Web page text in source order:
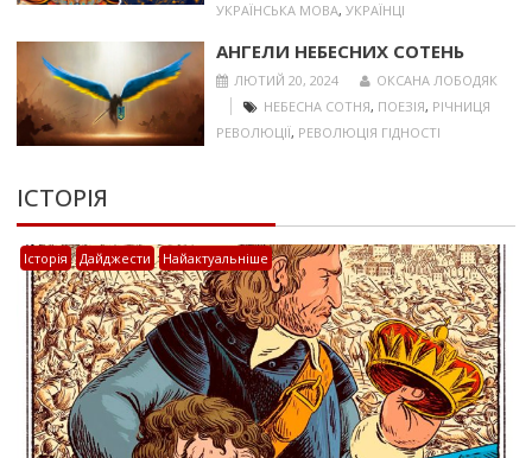
УКРАЇНСЬКА МОВА, УКРАЇНЦІ
АНГЕЛИ НЕБЕСНИХ СОТЕНЬ
ЛЮТИЙ 20, 2024
ОКСАНА ЛОБОДЯК
НЕБЕСНА СОТНЯ, ПОЕЗІЯ, РІЧНИЦЯ
РЕВОЛЮЦІЇ, РЕВОЛЮЦІЯ ГІДНОСТІ
ІСТОРІЯ
Історія Дайджести Найактуальніше